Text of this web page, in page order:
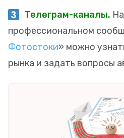
Телеграм-каналы.
профессиональном
Фотостоки» можно
рынка и задать вопросы